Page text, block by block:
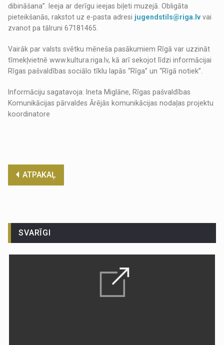
dibināšana”. Ieeja ar derīgu ieejas biļeti muzejā. Obligāta
pieteikšanās, rakstot uz e-pasta adresi jugendstils@riga.lv vai
zvanot pa tālruni 67181465.
Vairāk par valsts svētku mēneša pasākumiem Rīgā var uzzināt
tīmekļvietnē www.kultura.riga.lv, kā arī sekojot līdzi informācijai
Rīgas pašvaldības sociālo tīklu lapās “Rīga” un “Rīgā notiek”.
Informāciju sagatavoja: Ineta Miglāne, Rīgas pašvaldības
Komunikācijas pārvaldes Ārējās komunikācijas nodaļas projektu
koordinatore
ATPAKAĻ
SVARĪGI